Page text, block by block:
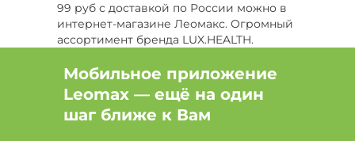
Бренд TimeLess Бренд Arria-Te
99 руб с доставкой по России можно в
интернет-магазине Леомакс. Огромный
ассортимент бренда LUX.HEALTH.
Мобильное приложение
Leomax — ещё на один
шаг ближе к Вам